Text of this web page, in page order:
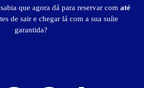
que agora dá para reservar com até
de sair e chegar lá com a sua suíte
garantida?